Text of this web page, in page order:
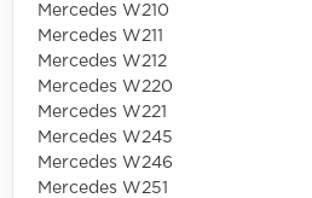
Mercedes W210
Mercedes W211
Mercedes W212
Mercedes W220
Mercedes W221
Mercedes W245
Mercedes W246
Mercedes W251